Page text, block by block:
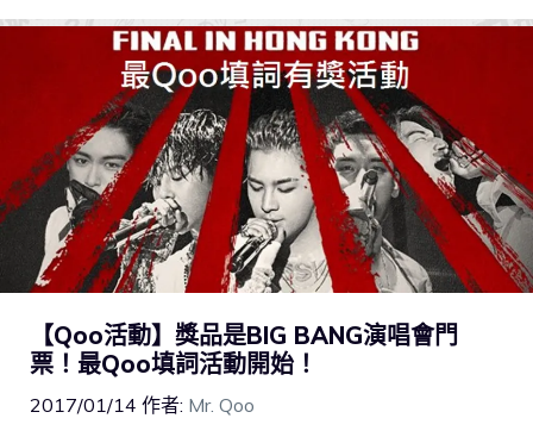
【Qoo活動】獎品是BIG BANG演唱會門
票！最Qoo填詞活動開始！
2017/01/14 作者: Mr. Qoo